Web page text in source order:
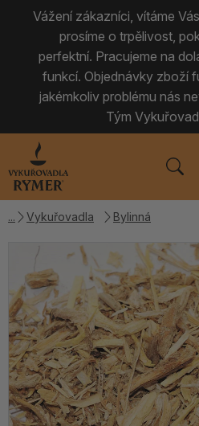
Vážení zákazníci, vítáme
prosíme o trpělivost,
perfektní. Pracujeme na
funkcí. Objednávky zboží
jakémkoliv problému nás
Tým
Vykuřovadla Bylinná